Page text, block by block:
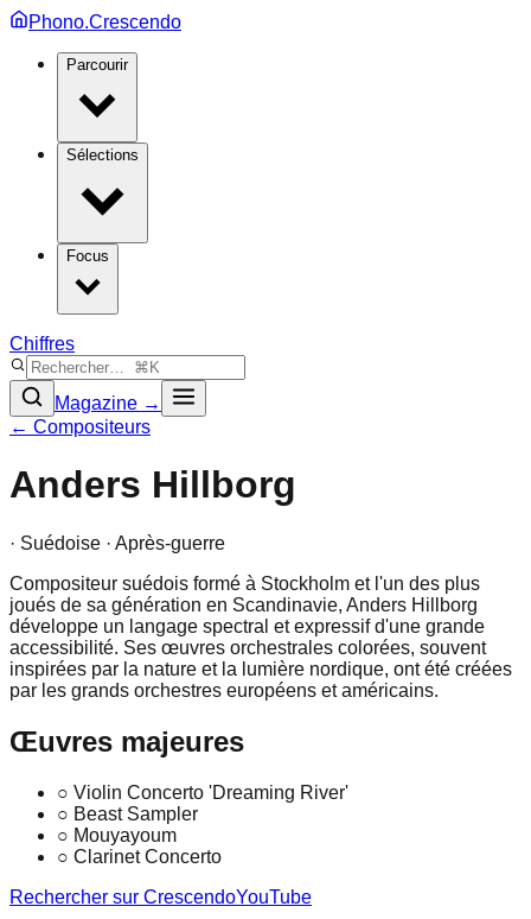
Phono.Crescendo
Parcourir
Sélections
Focus
Chiffres
Magazine →
← Compositeurs
Anders Hillborg
· Suédoise · Après-guerre
Compositeur suédois formé à Stockholm et l'un des plus
joués de sa génération en Scandinavie, Anders Hillborg
développe un langage spectral et expressif d'une grande
accessibilité. Ses œuvres orchestrales colorées, souvent
inspirées par la nature et la lumière nordique, ont été créées
par les grands orchestres européens et américains.
Œuvres majeures
○ Violin Concerto 'Dreaming River'
○ Beast Sampler
○ Mouyayoum
○ Clarinet Concerto
Rechercher sur CrescendoYouTube